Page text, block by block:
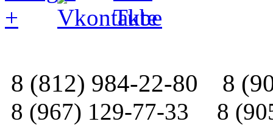
8 (812) 984-22-80 8
8 (967) 129-77-33
8